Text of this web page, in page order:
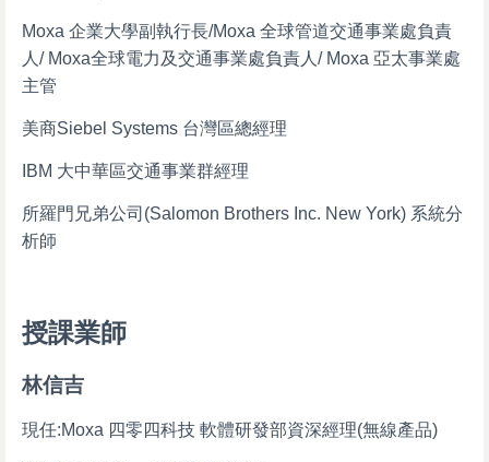
Moxa 企業大學副執行長/Moxa 全球管道交通事業處負責
人/ Moxa全球電力及交通事業處負責人/ Moxa 亞太事業處
主管
美商Siebel Systems 台灣區總經理
IBM 大中華區交通事業群經理
所羅門兄弟公司(Salomon Brothers Inc. New York) 系統分
析師
授課業師
林信吉
現任:Moxa 四零四科技 軟體研發部資深經理(無線產品)